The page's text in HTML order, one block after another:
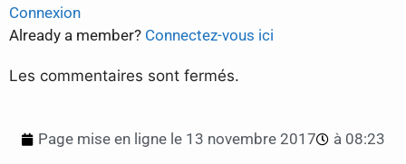
Connexion
Already a member? Connectez-vous ici
Les commentaires sont fermés.
Page mise en ligne le 13 novembre 2017 à 08:23